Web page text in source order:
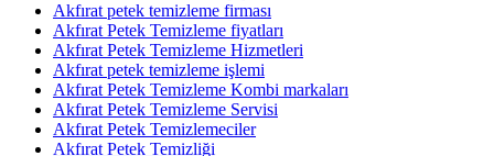
Akfırat petek temizleme firması
Akfırat Petek Temizleme fiyatları
Akfırat Petek Temizleme Hizmetleri
Akfırat petek temizleme işlemi
Akfırat Petek Temizleme Kombi markaları
Akfırat Petek Temizleme Servisi
Akfırat Petek Temizlemeciler
Akfırat Petek Temizliği